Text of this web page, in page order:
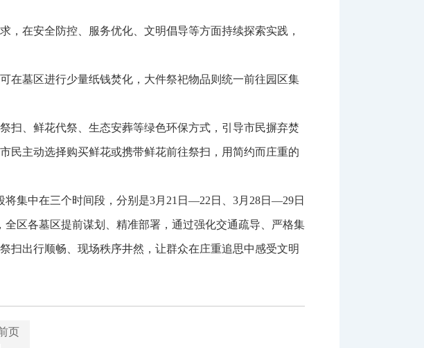
，在安全防控、服务优化、文明倡导等方面持续探索实践，
在墓区进行少量纸钱焚化，大件祭祀物品则统一前往园区集
扫、鲜花代祭、生态安葬等绿色环保方式，引导市民摒弃焚
民主动选择购买鲜花或携带鲜花前往祭扫，用简约而庄重的
集中在三个时间段，分别是3月21日—22日、3月28日—29日
区各墓区提前谋划、精准部署，通过强化交通疏导、严格集
扫出行顺畅、现场秩序井然，让群众在庄重追思中感受文明
页